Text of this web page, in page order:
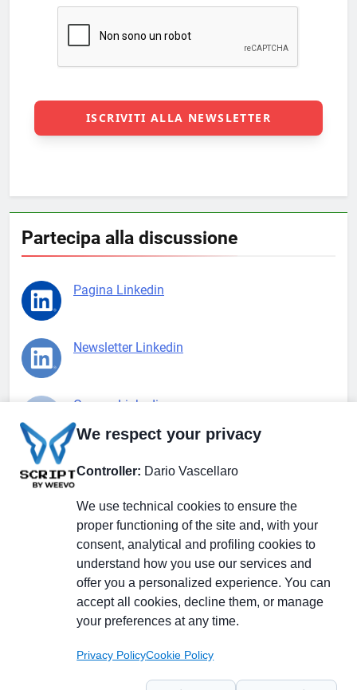
Partecipa alla discussione
Pagina Linkedin
Newsletter Linkedin
Gruppo Linkedin
Pagina Facebook
X.com
Il Giornale delle PMI.
Testata giornalistica
registrata al Tribunale di
Milano n. 353 del 19
novembre 2013 Powered By
Disclaimer Privacy PolicyCookie
We respect your privacy
Controller: Dario Vascellaro
We use technical cookies to ensure the
proper functioning of the site and, with your
consent, analytical and profiling cookies to
understand how you use our services and
offer you a personalized experience. You can
accept all cookies, decline them, or manage
your preferences at any time.
Privacy PolicyCookie Policy